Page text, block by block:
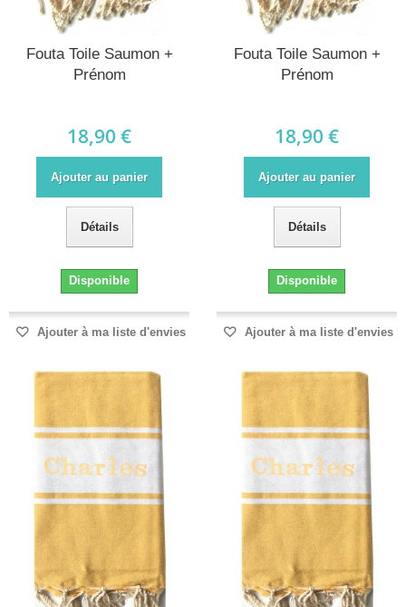
Fouta Toile Saumon +
Prénom
18,90 €
Ajouter au panier
Détails
Disponible
Ajouter à ma liste d'envies
Fouta Toile Saumon +
Prénom
18,90 €
Ajouter au panier
Détails
Disponible
Ajouter à ma liste d'envies